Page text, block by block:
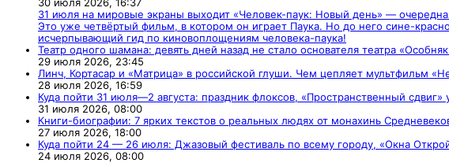
31 июля на мировые экраны выходит «Человек-паук: Новый день» —
Это уже четвёртый фильм, в котором он играет Паука. Но до него сине-
исчерпывающий гид по киновоплощениям человека-паука!
Театр одного шамана: девять дней назад не стало основателя театра
29 июля 2026, 23:45
Линч, Кортасар и «Матрица» в российской глуши. Чем цепляет мультфильм
28 июля 2026, 16:59
Куда пойти 31 июля—2 августа: праздник флоксов, «Пространственный
31 июля 2026, 08:00
Книги-биографии: 7 ярких текстов о реальных людях от монахинь
27 июля 2026, 18:00
Куда пойти 24 — 26 июля: Джазовый фестиваль по всему городу, «Окна
24 июля 2026, 08:00